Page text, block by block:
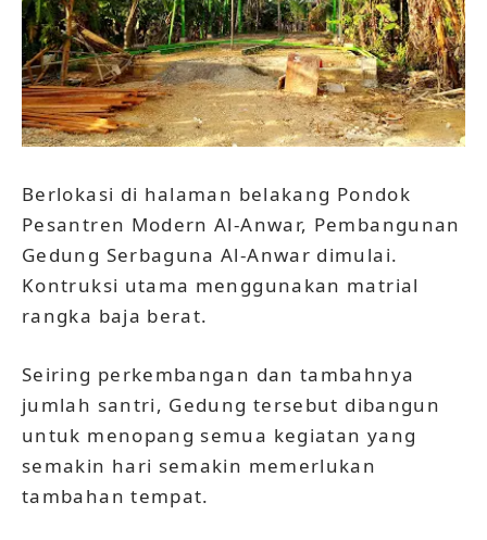
Berlokasi di halaman belakang Pondok
Pesantren Modern Al-Anwar, Pembangunan
Gedung Serbaguna Al-Anwar dimulai.
Kontruksi utama menggunakan matrial
rangka baja berat.
Seiring perkembangan dan tambahnya
jumlah santri, Gedung tersebut dibangun
untuk menopang semua kegiatan yang
semakin hari semakin memerlukan
tambahan tempat.